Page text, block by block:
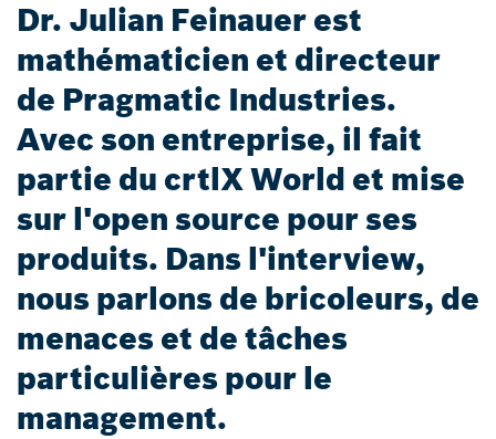
Dr. Julian Feinauer est
mathématicien et directeur
de Pragmatic Industries.
Avec son entreprise, il fait
partie du crtlX World et mise
sur l'open source pour ses
produits. Dans l'interview,
nous parlons de bricoleurs, de
menaces et de tâches
particulières pour le
management.